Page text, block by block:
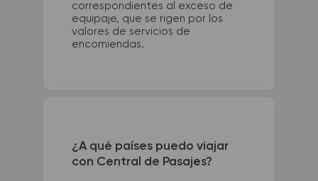
correspondientes al exceso de
equipaje, que se rigen por los
valores de servicios de
encomiendas.
¿A qué países puedo viajar
con Central de Pasajes?